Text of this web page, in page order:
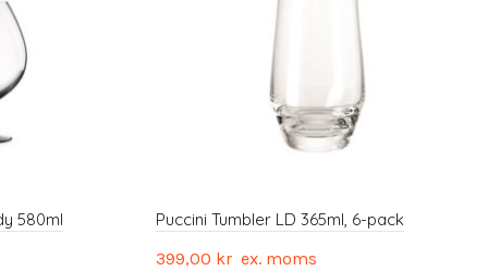
580ml
Puccini Tumbler LD 365ml, 6-pack
399,00 krex. moms